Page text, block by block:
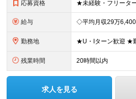
応募資格
給与
勤務地
残業時間 20時間以内
求人を見る